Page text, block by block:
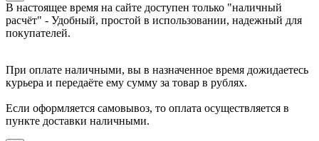
В настоящее время на сайте доступен только "наличный
расчёт" - Удобный, простой в использовании, надежный для
покупателей.
При оплате наличными, вы в назначенное время дожидаетесь
курьера и передаёте ему сумму за товар в рублях.
Если оформляется самовывоз, то оплата осуществляется в
пункте доставки наличными.